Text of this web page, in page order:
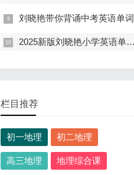
刘晓艳带你背诵中考英语单词1500视频课
2025新版刘晓艳小学英语单词记忆法视频课(通用版)
栏目推荐
初一地理 初二地理
高三地理 地理综合课